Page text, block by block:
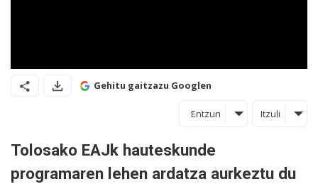
Gehitu gaitzazu Googlen
Entzun Itzuli
Tolosako EAJk hauteskunde
programaren lehen ardatza aurkeztu du